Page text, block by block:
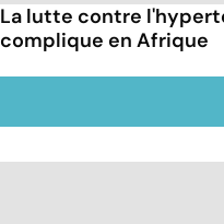
La lutte contre
complique en Afrique